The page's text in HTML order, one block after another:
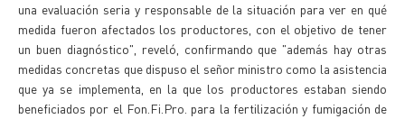
una evaluación seria y responsable de la situación para ver en qué
medida fueron afectados los productores, con el objetivo de tener
un buen diagnóstico", reveló, confirmando que "además hay otras
medidas concretas que dispuso el señor ministro como la asistencia
que ya se implementa, en la que los productores estaban siendo
beneficiados por el Fon.Fi.Pro. para la fertilización y fumigación de